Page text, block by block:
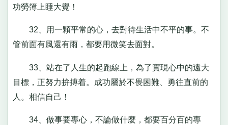
功勞簿上睡大覺！
32、用一顆平常的心，去對待生活中不平的事。不
管前面有風還有雨，都要用微笑去面對。
33、站在了人生的起跑線上，為了實現心中的遠大
目標，正努力拚搏着。成功屬於不畏困難、勇往直前的
人。相信自己！
34、做事要專心，不論做什麼，都要百分百的專